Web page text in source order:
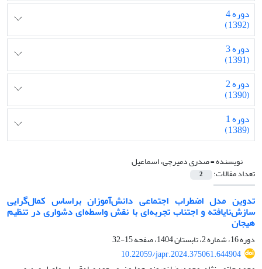
دوره 4
(1392)
دوره 3
(1391)
دوره 2
(1390)
دوره 1
(1389)
نویسنده =صدری دمیرچی، اسماعیل
تعداد مقالات: 2
تدوین مدل اضطراب اجتماعی دانش‌آموزان براساس کمال‌گرایی
سازش‌نایافته و اجتناب تجربه‌ای با نقش واسطه‌ای دشواری در تنظیم
هیجان
دوره 16، شماره 2، تابستان 1404، صفحه
15-32
10.22059/japr.2024.375061.644904